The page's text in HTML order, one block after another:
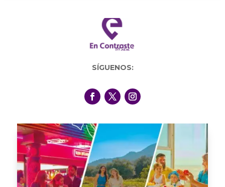
SÍGUENOS: